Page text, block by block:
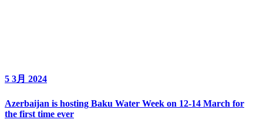
5 3月 2024
Azerbaijan is hosting Baku Water Week on 12-14 March for
the first time ever